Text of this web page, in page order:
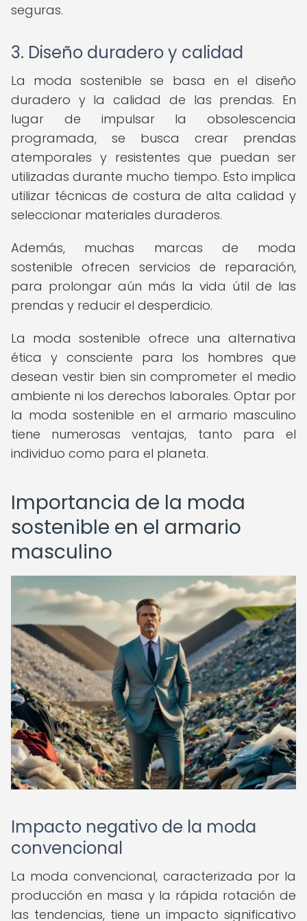
seguras.
3. Diseño duradero y calidad
La moda sostenible se basa en el diseño
duradero y la calidad de las prendas. En
lugar de impulsar la obsolescencia
programada, se busca crear prendas
atemporales y resistentes que puedan ser
utilizadas durante mucho tiempo. Esto implica
utilizar técnicas de costura de alta calidad y
seleccionar materiales duraderos.
Además, muchas marcas de moda
sostenible ofrecen servicios de reparación,
para prolongar aún más la vida útil de las
prendas y reducir el desperdicio.
La moda sostenible ofrece una alternativa
ética y consciente para los hombres que
desean vestir bien sin comprometer el medio
ambiente ni los derechos laborales. Optar por
la moda sostenible en el armario masculino
tiene numerosas ventajas, tanto para el
individuo como para el planeta.
Importancia de la moda
sostenible en el armario
masculino
Impacto negativo de la moda
convencional
La moda convencional, caracterizada por la
producción en masa y la rápida rotación de
las tendencias, tiene un impacto significativo